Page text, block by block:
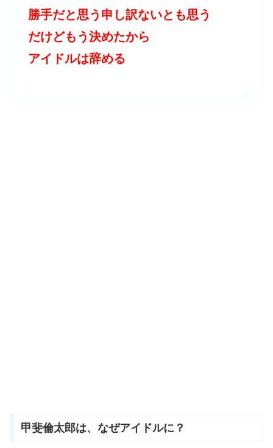
勝手だと思う申し訳ないとも思う
だけどもう決めたから
アイドルは辞める
甲斐倫太郎は、なぜアイドルに？